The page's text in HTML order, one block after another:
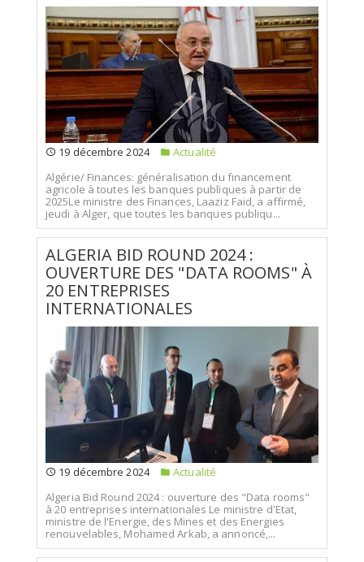
19 décembre 2024
Actualité
Algérie/ Finances: généralisation du financement
agricole à toutes les banques publiques à partir de
2025Le ministre des Finances, Laaziz Faid, a affirmé,
jeudi à Alger, que toutes les banques publiqu...
ALGERIA BID ROUND 2024 :
OUVERTURE DES "DATA ROOMS" À
20 ENTREPRISES
INTERNATIONALES
19 décembre 2024
Actualité
Algeria Bid Round 2024 : ouverture des "Data rooms"
à 20 entreprises internationales Le ministre d'Etat,
ministre de l'Energie, des Mines et des Energies
renouvelables, Mohamed Arkab, a annoncé,...